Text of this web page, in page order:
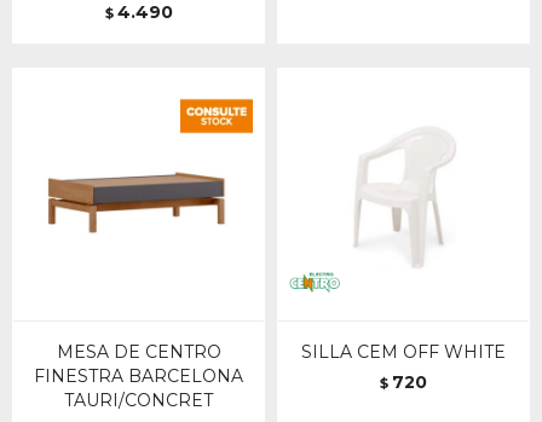
$ 4.490
MESA DE CENTRO
FINESTRA BARCELONA
TAURI/CONCRET
SILLA CEM OFF WHITE
$ 720